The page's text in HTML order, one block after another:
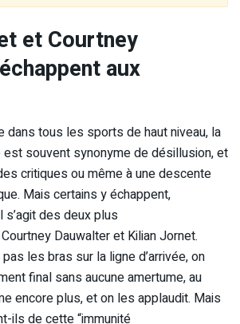
et Courtney
aux
dans tous les sports de haut niveau, la
est souvent synonyme de désillusion, et
critiques ou même à une descente
Mais certains y échappent,
s’agit des deux plus
Dauwalter et Kilian Jornet.
les bras sur la ligne d’arrivée, on
final sans aucune amertume, au
encore plus, et on les applaudit. Mais
ils de cette “immunité